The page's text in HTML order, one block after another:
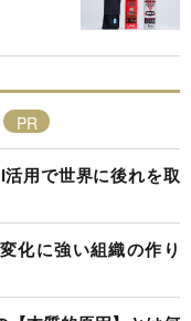
活用で世界に後れを取
化に強い組織の作り